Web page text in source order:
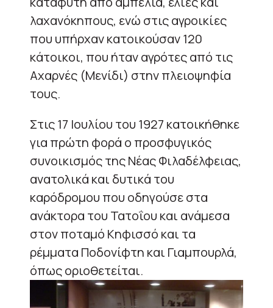
λαχανόκηπους, ενώ στις αγροικίες
που υπήρχαν κατοικούσαν 120
κάτοικοι, που ήταν αγρότες από τις
Αχαρνές (Μενίδι) στην πλειοψηφία
τους.
Στις 17 Ιουλίου του 1927 κατοικήθηκε
για πρώτη φορά ο προσφυγικός
συνοικισμός της Νέας Φιλαδέλφειας,
ανατολικά και δυτικά του
καρόδρομου που οδηγούσε στα
ανάκτορα του Τατοΐου και ανάμεσα
στον ποταμό Κηφισσό και τα
ρέμματα Ποδονίφτη και Γιαμπουρλά,
όπως οριοθετείται.